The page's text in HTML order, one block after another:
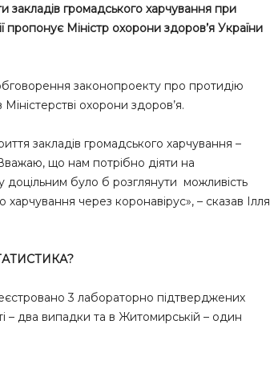
громадського харчування при
пропонує Міністр охорони здоров’я України
законопроекту про протидію
охорони здоров’я.
закладів громадського харчування –
що нам потрібно діяти на
було б розглянути можливість
через коронавірус», – сказав Ілля
3 лабораторно підтверджених
– два випадки та в Житомирській – один